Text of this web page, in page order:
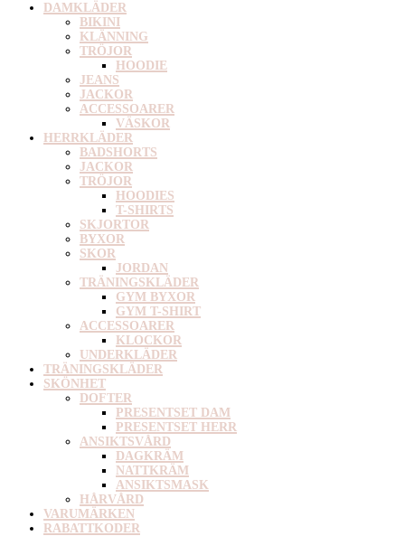
DAMKLÄDER
BIKINI
KLÄNNING
TRÖJOR
HOODIE
JEANS
JACKOR
ACCESSOARER
VÄSKOR
HERRKLÄDER
BADSHORTS
JACKOR
TRÖJOR
HOODIES
T-SHIRTS
SKJORTOR
BYXOR
SKOR
JORDAN
TRÄNINGSKLÄDER
GYM BYXOR
GYM T-SHIRT
ACCESSOARER
KLOCKOR
UNDERKLÄDER
TRÄNINGSKLÄDER
SKÖNHET
DOFTER
PRESENTSET DAM
PRESENTSET HERR
ANSIKTSVÅRD
DAGKRÄM
NATTKRÄM
ANSIKTSMASK
HÅRVÅRD
VARUMÄRKEN
RABATTKODER